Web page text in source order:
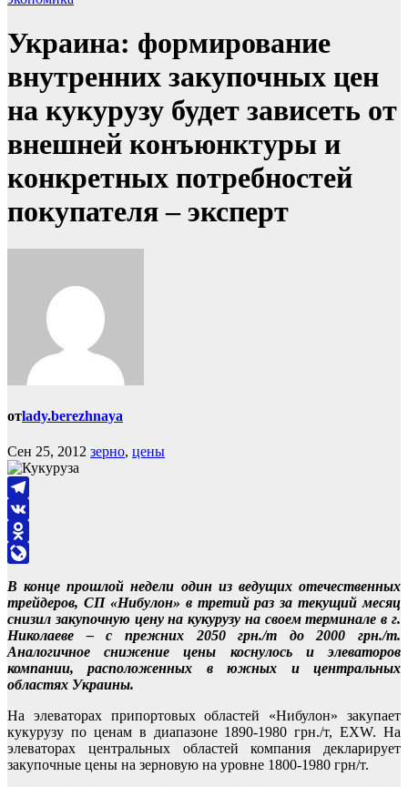
Украина: формирование
внутренних закупочных цен
на кукурузу будет зависеть от
внешней конъюнктуры и
конкретных потребностей
покупателя – эксперт
отlady.berezhnaya
Сен 25, 2012 зерно, цены
Telegram
VK
Odnoklassniki
В конце прошлой недели один из ведущих отечественных
трейдеров, СП «Нибулон» в третий раз за текущий месяц
снизил закупочную цену на кукурузу на своем терминале в г.
Николаеве – с прежних 2050 грн./т до 2000 грн./т.
Аналогичное снижение цены коснулось и элеваторов
компании, расположенных в южных и центральных
областях Украины.
На элеваторах припортовых областей «Нибулон» закупает
кукурузу по ценам в диапазоне 1890-1980 грн./т, EXW. На
элеваторах центральных областей компания декларирует
закупочные цены на зерновую на уровне 1800-1980 грн/т.